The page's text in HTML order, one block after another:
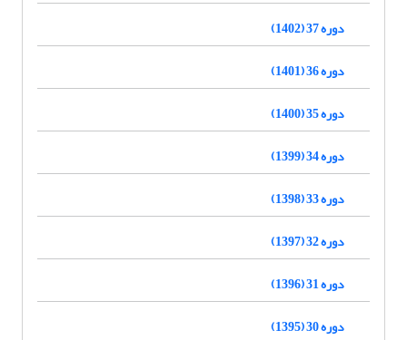
دوره 37 (1402)
دوره 36 (1401)
دوره 35 (1400)
دوره 34 (1399)
دوره 33 (1398)
دوره 32 (1397)
دوره 31 (1396)
دوره 30 (1395)